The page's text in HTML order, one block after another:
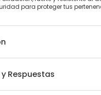
para proteger tus
Respuestas